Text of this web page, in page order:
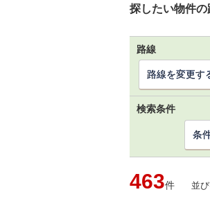
探したい物件
路線
路線を変更す
検索条件
条
463件 並び